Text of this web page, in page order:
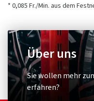
* 0,085 Fr./Min. aus dem
Über uns
Sie wollen mehr
erfahren?